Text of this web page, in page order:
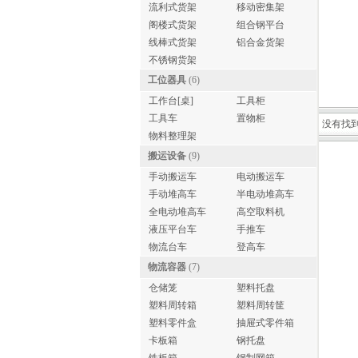
流利式货架
移动密集架
阁楼式货架
组合钢平台
线棒式货架
铝合金货架
不锈钢货架
工位器具 (6)
工作台[桌]
工具柜
工具车
置物柜
物料整理架
搬运设备 (9)
手动搬运车
电动搬运车
手动堆高车
半电动堆高车
全电动堆高车
高空取料机
液压平台车
手推车
物流台车
登高车
物流容器 (7)
仓储笼
塑料托盘
塑料周转箱
塑料周转筐
塑料零件盒
抽屉式零件箱
卡板箱
钢托盘
没有找